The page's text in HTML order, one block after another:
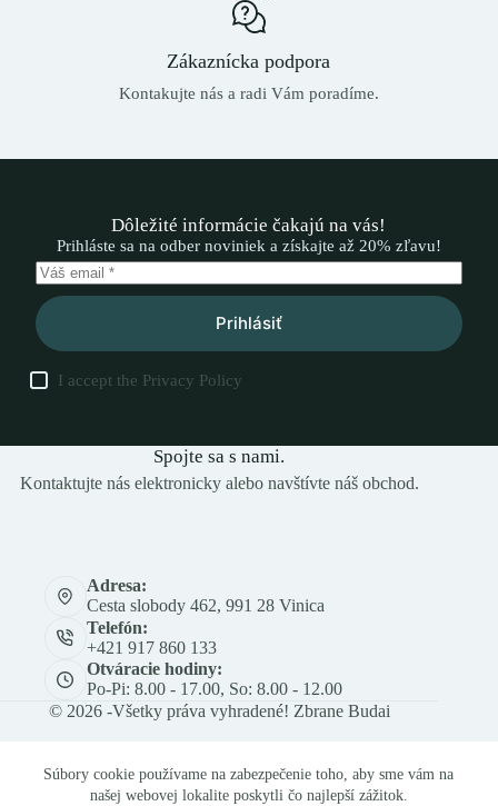
Súbory cookie používame na zabezpečenie toho, aby sme vám na
našej webovej lokalite poskytli čo najlepší zážitok.
Zákaznícka podpora
Kontakujte nás a radi Vám poradíme.
Dôležité informácie čakajú na vás!
Prihláste sa na odber noviniek a získajte až 20% zľavu!
Prihlásiť
I accept the Privacy Policy
Spojte sa s nami.
Kontaktujte nás elektronicky alebo navštívte náš obchod.
Adresa:
Cesta slobody 462, 991 28 Vinica
Telefón:
+421 917 860 133
Otváracie hodiny:
Po-Pi: 8.00 - 17.00, So: 8.00 - 12.00
© 2026 -Všetky práva vyhradené! Zbrane Budai